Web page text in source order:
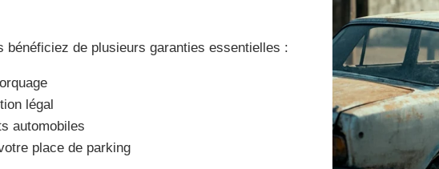
bénéficiez de plusieurs garanties essentielles :
légal
automobiles
place de parking